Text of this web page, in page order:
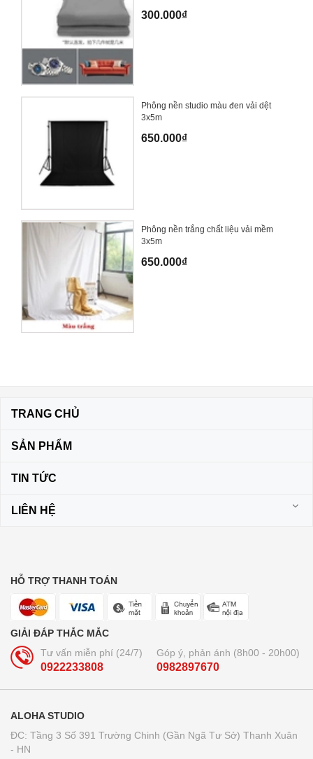
300.000₫
Phông nền studio màu đen vải dệt
3x5m
650.000₫
Phông nền trắng chất liệu vải mềm
3x5m
650.000₫
TRANG CHỦ
SẢN PHẨM
TIN TỨC
LIÊN HỆ
HỖ TRỢ THANH TOÁN
GIẢI ĐÁP THẮC MẮC
Tư vấn miễn phí (24/7)
0922233808
Góp ý, phản ánh (8h00 - 20h00)
0982897670
ALOHA STUDIO
ĐC: Tầng 3 Số 391 Trường Chinh (Gần Ngã Tư Sở) Thanh Xuân
- HN